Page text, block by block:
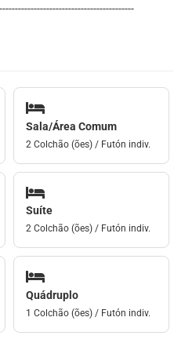
Sala/Área Comum
2 Colchão (ões) / Futón indiv.
Suíte
2 Colchão (ões) / Futón indiv.
Quádruplo
1 Colchão (ões) / Futón indiv.